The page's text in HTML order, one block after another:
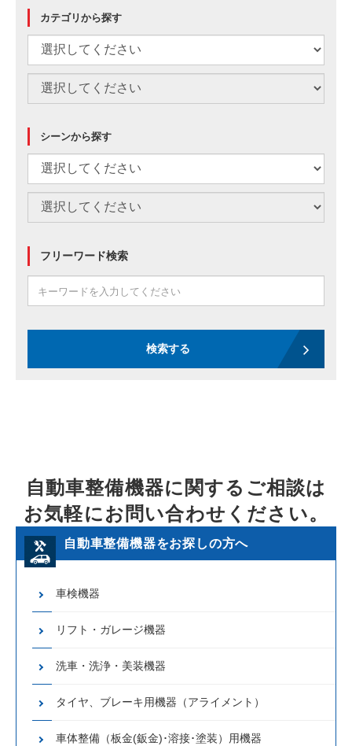
カテゴリから探す
シーンから探す
フリーワード検索
検索する
自動車整備機器に関するご相談は
お気軽にお問い合わせください。
自動車整備機器をお探しの方へ
車検機器
リフト・ガレージ機器
洗車・洗浄・美装機器
タイヤ、ブレーキ用機器（アライメント）
車体整備（板金(鈑金)･溶接･塗装）用機器